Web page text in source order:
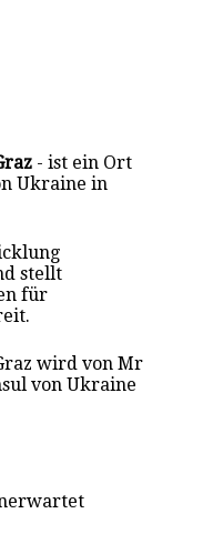
- ist ein Ort
Ukraine in
stellt
für
wird von Mr
von Ukraine